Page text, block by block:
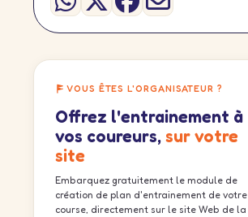
VOUS ÊTES L'ORGANISATEUR ?
Offrez l'entrainement à
vos coureurs, sur votre
site
Embarquez gratuitement le module de
création de plan d'entrainement de votre
course, directement sur le site Web de la